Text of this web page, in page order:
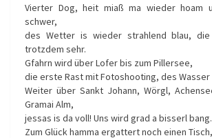
Vierter Dog, heit miaß ma wieder hoam
schwer,
des Wetter is wieder strahlend blau,
trotzdem sehr.
Gfahrn wird über Lofer bis zum Pillersee,
die erste Rast mit Fotoshooting, des Wasser
Weiter über Sankt Johann, Wörgl,
Gramai Alm,
jessas is da voll! Uns wird grad a bisserl bang.
Zum Glück hamma ergattert noch einen Tisch,